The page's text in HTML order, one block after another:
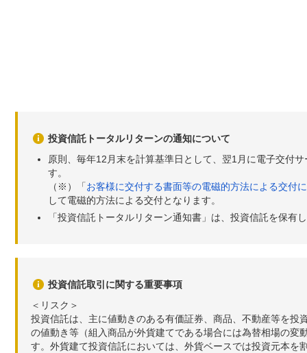
投資信託トータルリターンの通知について
原則、毎年12月末を計算基準日として、翌1月に電子交付
す。
（※）「お客様に交付する書面等の電磁的方法による交付
して電磁的方法による交付となります。
「投資信託トータルリターン通知書」は、投資信託を保有
投資信託取引に関する重要事項
＜リスク＞
投資信託は、主に値動きのある有価証券、商品、不動産等を
の値動き等（組入商品が外貨建てである場合には為替相場の
す。外貨建て投資信託においては、外貨ベースでは投資元本